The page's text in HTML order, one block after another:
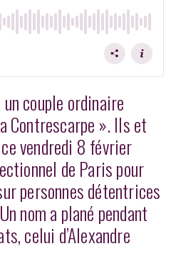
couple ordinaire
Contrescarpe ». Ils et
vendredi 8 février
de Paris pour
personnes détentrices
nom a plané pendant
celui d’Alexandre